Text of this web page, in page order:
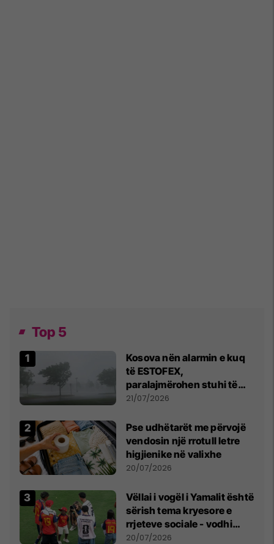
Top 5
Kosova nën alarmin e kuq
të ESTOFEX,
paralajmërohen stuhi të
fuqishme me breshër dhe
21/07/2026
Pse udhëtarët me përvojë
vendosin një rrotull letre
higjienike në valixhe
20/07/2026
Vëllai i vogël i Yamalit është
sërish tema kryesore e
rrjeteve sociale - vodhi
vëmendjen pas finales së
20/07/2026